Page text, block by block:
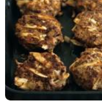
エ
デ
ュ
ケ
ー
シ
ョ
ナ
ル